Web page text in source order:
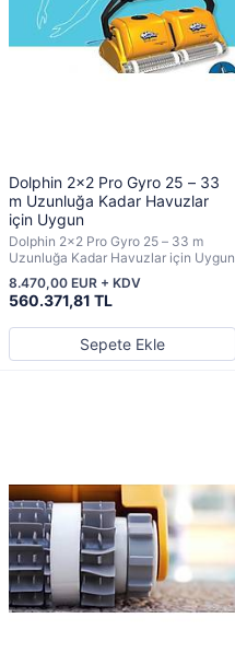
Dolphin 2×2 Pro Gyro 25 – 33
m Uzunluğa Kadar Havuzlar
için Uygun
Dolphin 2×2 Pro Gyro 25 – 33 m
Uzunluğa Kadar Havuzlar için Uygun
560.371,81 TL
8.470,00 EUR + KDV
Sepete Ekle